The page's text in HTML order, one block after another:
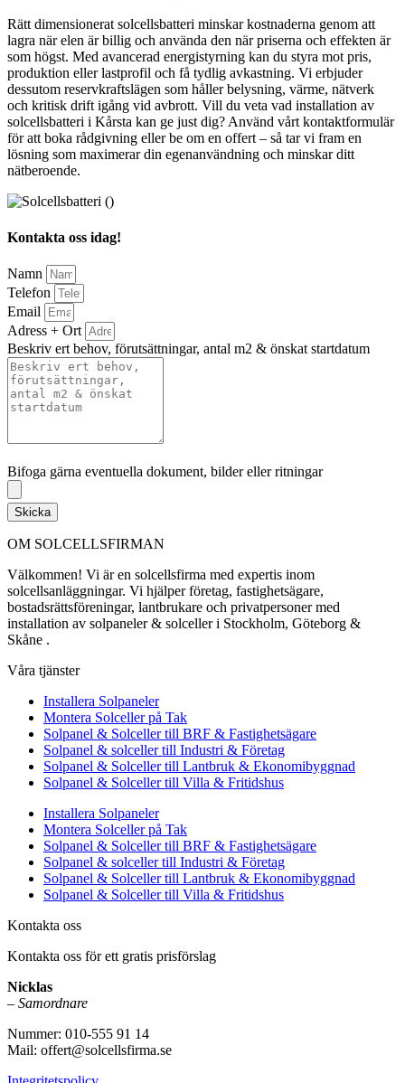
Rätt dimensionerat solcellsbatteri minskar kostnaderna genom att
lagra när elen är billig och använda den när priserna och effekten är
som högst. Med avancerad energistyrning kan du styra mot pris,
produktion eller lastprofil och få tydlig avkastning. Vi erbjuder
dessutom reservkraftslägen som håller belysning, värme, nätverk
och kritisk drift igång vid avbrott. Vill du veta vad installation av
solcellsbatteri i Kårsta kan ge just dig? Använd vårt kontaktformulär
för att boka rådgivning eller be om en offert – så tar vi fram en
lösning som maximerar din egenanvändning och minskar ditt
nätberoende.
Kontakta oss idag!
Namn
Telefon
Email
Adress + Ort
Beskriv ert behov, förutsättningar, antal m2 & önskat startdatum
Bifoga gärna eventuella dokument, bilder eller ritningar
Skicka
OM SOLCELLSFIRMAN
Välkommen! Vi är en solcellsfirma med expertis inom
solcellsanläggningar. Vi hjälper företag, fastighetsägare,
bostadsrättsföreningar, lantbrukare och privatpersoner med
installation av solpaneler & solceller i Stockholm, Göteborg &
Skåne .
Våra tjänster
Installera Solpaneler
Montera Solceller på Tak
Solpanel & Solceller till BRF & Fastighetsägare
Solpanel & solceller till Industri & Företag
Solpanel & Solceller till Lantbruk & Ekonomibyggnad
Solpanel & Solceller till Villa & Fritidshus
Installera Solpaneler
Montera Solceller på Tak
Solpanel & Solceller till BRF & Fastighetsägare
Solpanel & solceller till Industri & Företag
Solpanel & Solceller till Lantbruk & Ekonomibyggnad
Solpanel & Solceller till Villa & Fritidshus
Kontakta oss
Kontakta oss för ett gratis prisförslag
Nicklas
– Samordnare
Nummer: 010-555 91 14
Mail: offert@solcellsfirma.se